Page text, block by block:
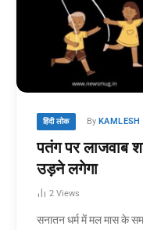
हिंदी लोक By
पतंग पर लाजवाब
उड़ने लगेगा
2 Views
सनातन धर्म में मल मास के